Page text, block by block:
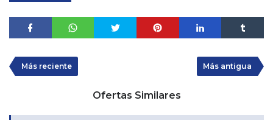
Más reciente Más antigua
Ofertas Similares